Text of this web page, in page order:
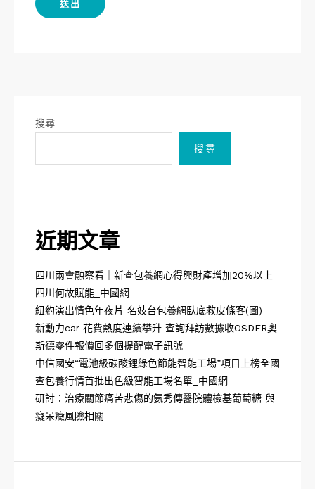
搜尋
搜尋
近期文章
四川兩會融察看｜新查包養網心得興財產增加20%以上
四川何故賦能_中國網
紐約演出情色年夜片 名妓台包養網臥底救皮條客(圖)
新動力car 花費熱度連續攀升 查詢拜訪數據收OSDER奧
斯德零件報價回多個提醒電子訊號
中信國安“電池級碳酸鋰綠色節能智能工場”項目上榜全國
查包養行情首批出色級智能工場名單_中國網
研討：治療關節痛苦悲傷的氨秀傳醫院體檢基葡萄糖 與
癡呆癥風險相關